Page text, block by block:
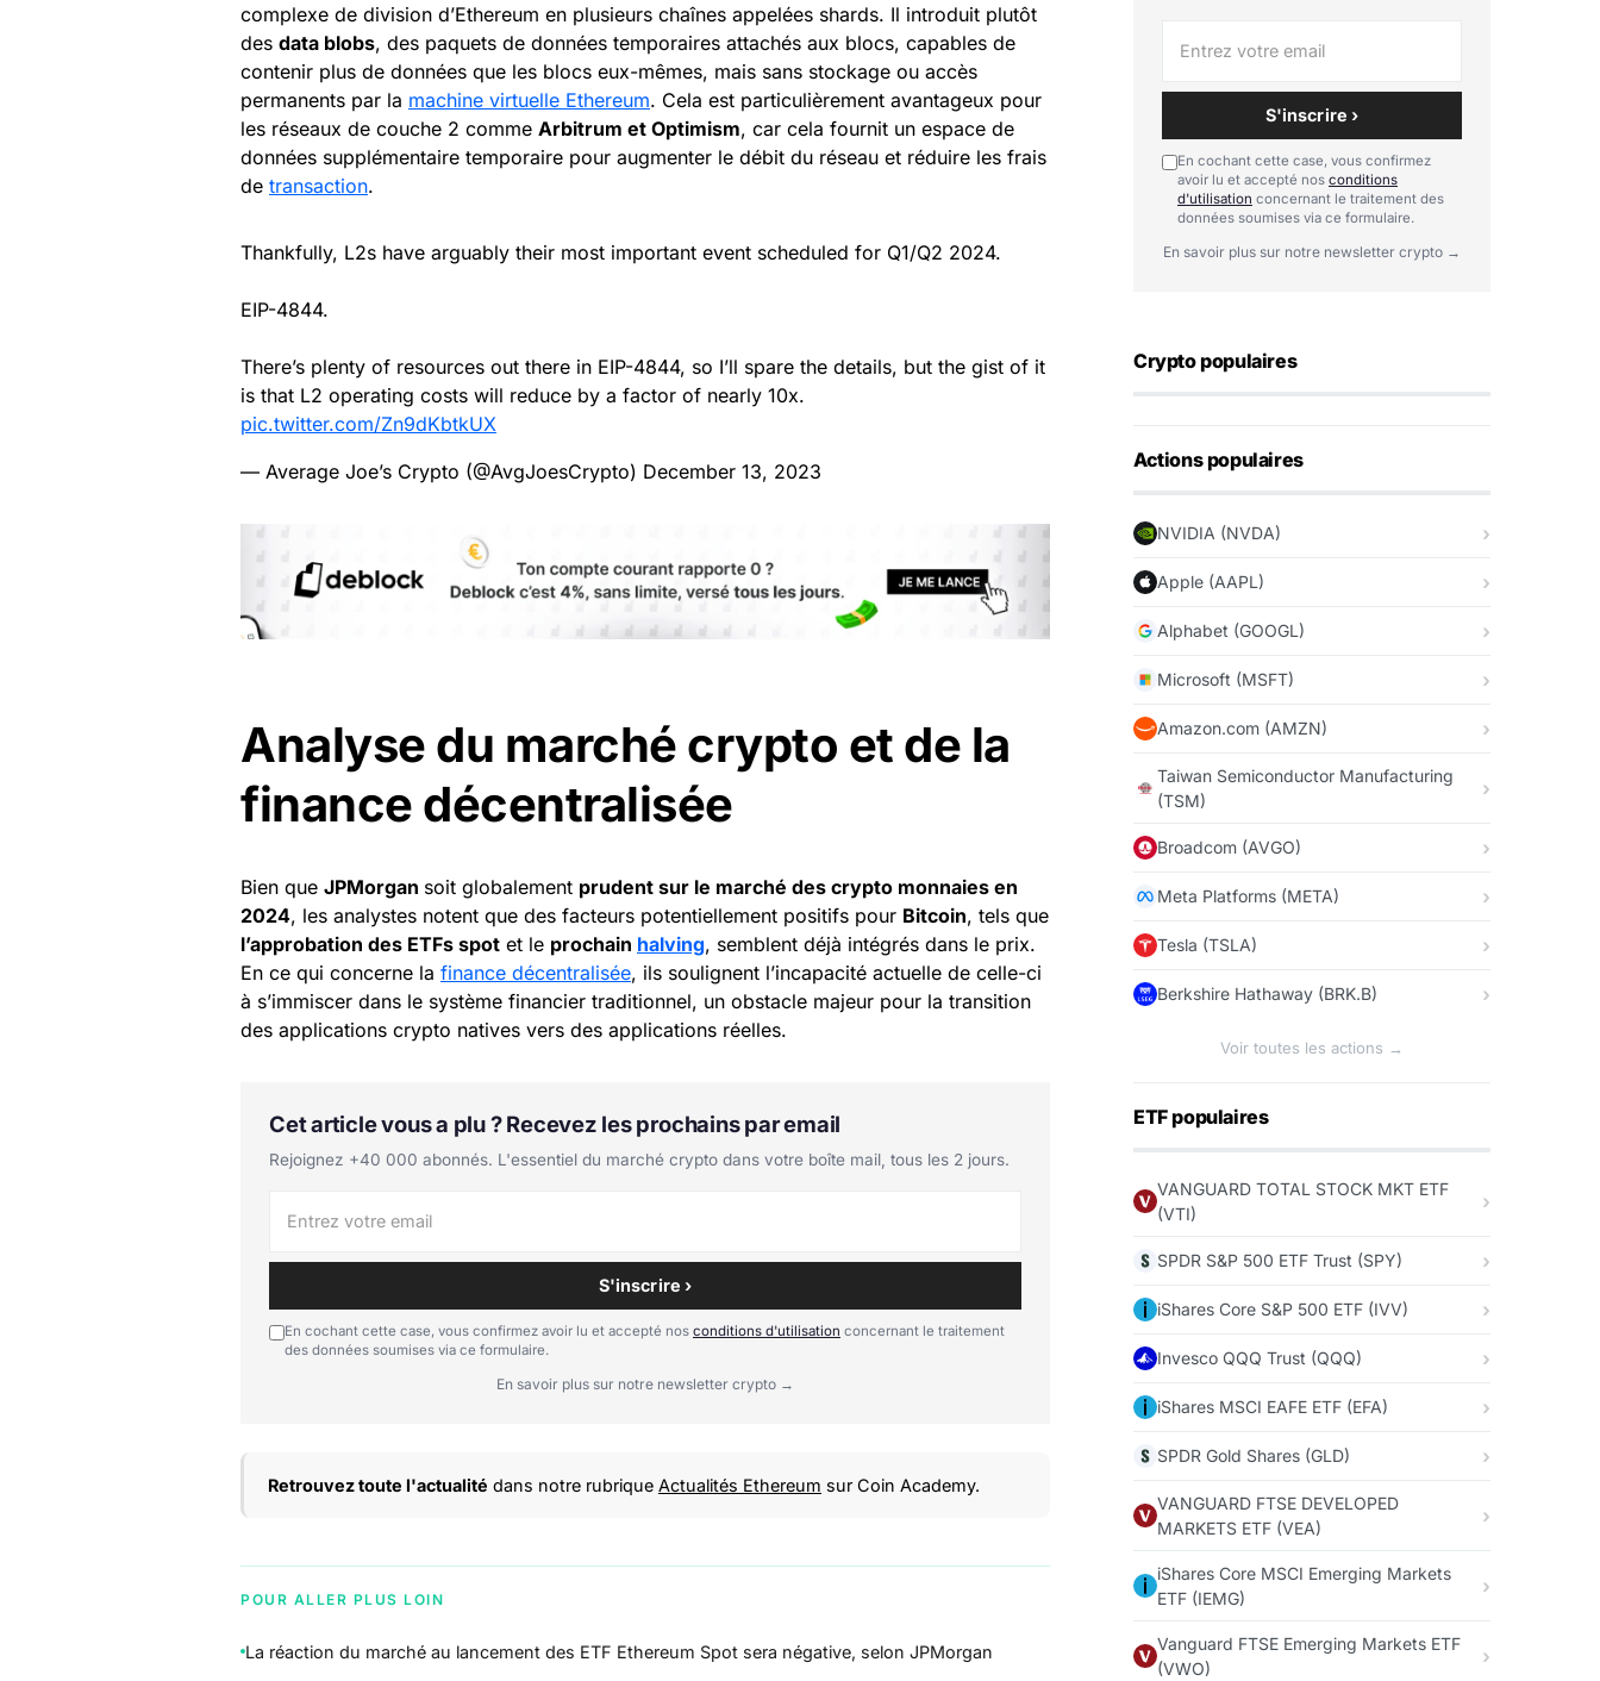
complexe de division d’Ethereum en plusieurs chaînes appelées shards. Il introduit plutôt
des data blobs, des paquets de données temporaires attachés aux blocs, capables de
contenir plus de données que les blocs eux-mêmes, mais sans stockage ou accès
permanents par la machine virtuelle Ethereum. Cela est particulièrement avantageux pour
les réseaux de couche 2 comme Arbitrum et Optimism, car cela fournit un espace de
données supplémentaire temporaire pour augmenter le débit du réseau et réduire les frais
de transaction.
Thankfully, L2s have arguably their most important event scheduled for Q1/Q2 2024.
EIP-4844.
There’s plenty of resources out there in EIP-4844, so I’ll spare the details, but the gist of it
is that L2 operating costs will reduce by a factor of nearly 10x.
pic.twitter.com/Zn9dKbtkUX
— Average Joe’s Crypto (@AvgJoesCrypto) December 13, 2023
Analyse du marché crypto et de la
finance décentralisée
Bien que JPMorgan soit globalement prudent sur le marché des crypto monnaies en
2024, les analystes notent que des facteurs potentiellement positifs pour Bitcoin, tels que
l’approbation des ETFs spot et le prochain halving, semblent déjà intégrés dans le prix.
En ce qui concerne la finance décentralisée, ils soulignent l’incapacité actuelle de celle-ci
à s’immiscer dans le système financier traditionnel, un obstacle majeur pour la transition
des applications crypto natives vers des applications réelles.
Cet article vous a plu ? Recevez les prochains par email
Rejoignez +40 000 abonnés. L'essentiel du marché crypto dans votre boîte mail, tous les 2 jours.
S'inscrire ›
En cochant cette case, vous confirmez avoir lu et accepté nos conditions d'utilisation concernant le traitement
des données soumises via ce formulaire.
En savoir plus sur notre newsletter crypto →
Retrouvez toute l'actualité dans notre rubrique Actualités Ethereum sur Coin Academy.
POUR ALLER PLUS LOIN
La réaction du marché au lancement des ETF Ethereum Spot sera négative, selon JPMorgan
S'inscrire ›
En cochant cette case, vous confirmez
avoir lu et accepté nos conditions
d'utilisation concernant le traitement des
données soumises via ce formulaire.
En savoir plus sur notre newsletter crypto →
Crypto populaires
Actions populaires
NVIDIA (NVDA)
Apple (AAPL)
Alphabet (GOOGL)
Microsoft (MSFT)
Amazon.com (AMZN)
Taiwan Semiconductor Manufacturing
(TSM)
Broadcom (AVGO)
Meta Platforms (META)
Tesla (TSLA)
Berkshire Hathaway (BRK.B)
Voir toutes les actions →
ETF populaires
VANGUARD TOTAL STOCK MKT ETF
(VTI)
SPDR S&P 500 ETF Trust (SPY)
iShares Core S&P 500 ETF (IVV)
Invesco QQQ Trust (QQQ)
iShares MSCI EAFE ETF (EFA)
SPDR Gold Shares (GLD)
VANGUARD FTSE DEVELOPED
MARKETS ETF (VEA)
iShares Core MSCI Emerging Markets
ETF (IEMG)
Vanguard FTSE Emerging Markets ETF
(VWO)